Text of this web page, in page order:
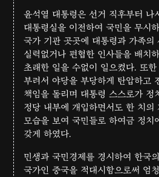
윤석열 대통령은 선거 직후부터 나
대통령실을 이전하여 국민을 무시
국가 기관 곳곳에 대통령과 가족의
실력없거나 편협한 인사들을 배치
초래한 일을 수없이 일으켰다. 또
부려서 야당을 부당하게 탄압하고
책임을 돌리며 대통령 스스로가 정
정당 내부에 개입하면서도 한 치의
모습을 보여 국민들로 하여금 정치
갖게 하였다.
민생과 국민경제를 경시하여 한국
국가인 중국을 적대시함으로써 엄